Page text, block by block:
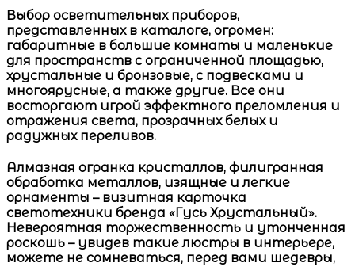
Выбор осветительных приборов,
представленных в каталоге, огромен:
габаритные в большие комнаты и маленькие
для пространств с ограниченной площадью,
хрустальные и бронзовые, с подвесками и
многоярусные, а также другие. Все они
восторгают игрой эффектного преломления и
отражения света, прозрачных белых и
радужных переливов.
Алмазная огранка кристаллов, филигранная
обработка металлов, изящные и легкие
орнаменты – визитная карточка
светотехники бренда «Гусь Хрустальный».
Невероятная торжественность и утонченная
роскошь – увидев такиелюстры в интерьере,
можете не сомневаться, перед вами шедевры,